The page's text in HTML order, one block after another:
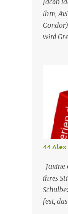
Jacob
ihm,
wird
Ava
einen
das
(ges.)
Abbott
11
(D/A/
44
Janine
ihres
fest,